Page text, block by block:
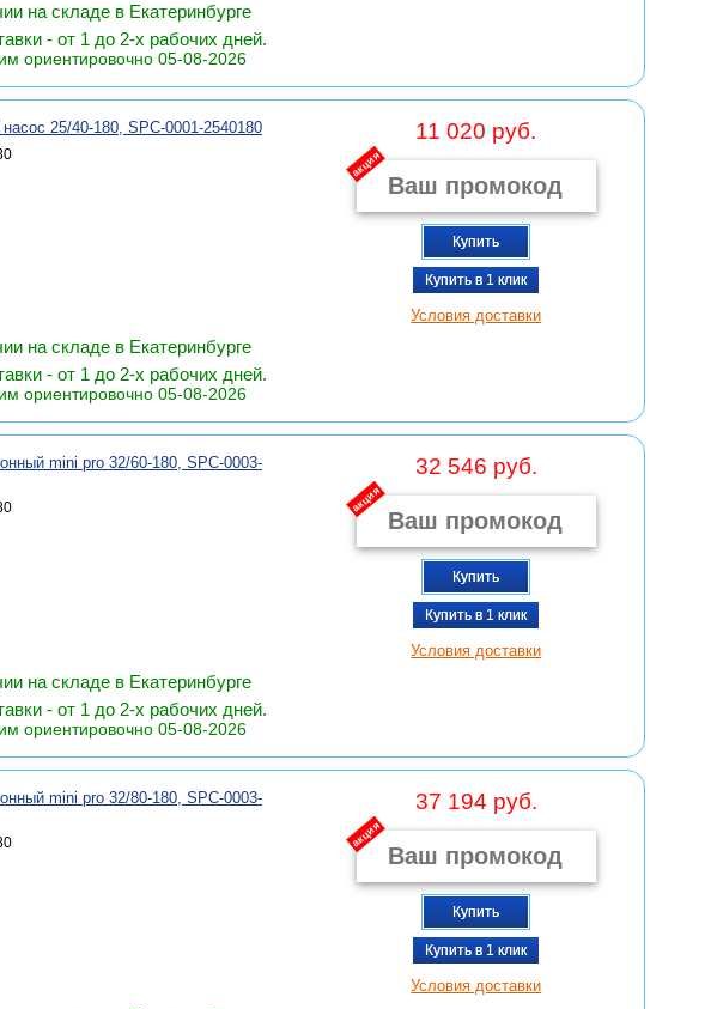
на складе в Екатеринбурге
- от 1 до 2-х рабочих дней.
ориентировочно 05-08-2026
25/40-180, SPC-0001-2540180 11 020 руб.
акция
Купить
Купить в 1 клик
Условия доставки
на складе в Екатеринбурге
- от 1 до 2-х рабочих дней.
ориентировочно 05-08-2026
mini pro 32/60-180, SPC-0003-
32 546 руб.
акция
Купить
Купить в 1 клик
Условия доставки
на складе в Екатеринбурге
- от 1 до 2-х рабочих дней.
ориентировочно 05-08-2026
mini pro 32/80-180, SPC-0003-
37 194 руб.
акция
Купить
Купить в 1 клик
Условия доставки